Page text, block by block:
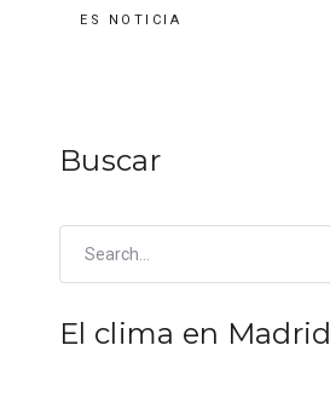
ES NOTICIA
Buscar
El clima en Madrid